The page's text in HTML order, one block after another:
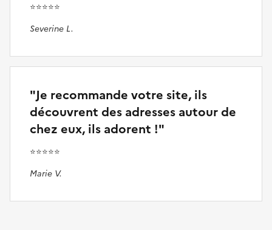
⭐⭐⭐⭐⭐
Severine L.
"Je recommande votre site, ils
découvrent des adresses autour de
chez eux, ils adorent !"
⭐⭐⭐⭐⭐
Marie V.